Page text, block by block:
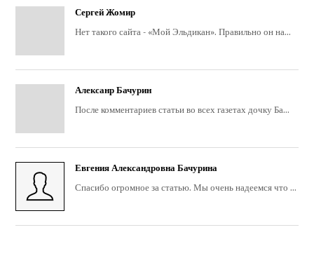
Сергей Жомир
Нет такого сайта - «Мой Эльдикан». Правильно он на...
Алексанр Бачурин
После комментариев статьи во всех газетах дочку Ба...
Евгения Александровна Бачурина
Спасибо огромное за статью. Мы очень надеемся что ...